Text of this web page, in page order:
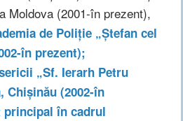
Moldova (2001-în prezent),
de Poliție „Ștefan cel
în prezent);
„Sf. Ierarh Petru
Chișinău (2002-în
principal în cadrul